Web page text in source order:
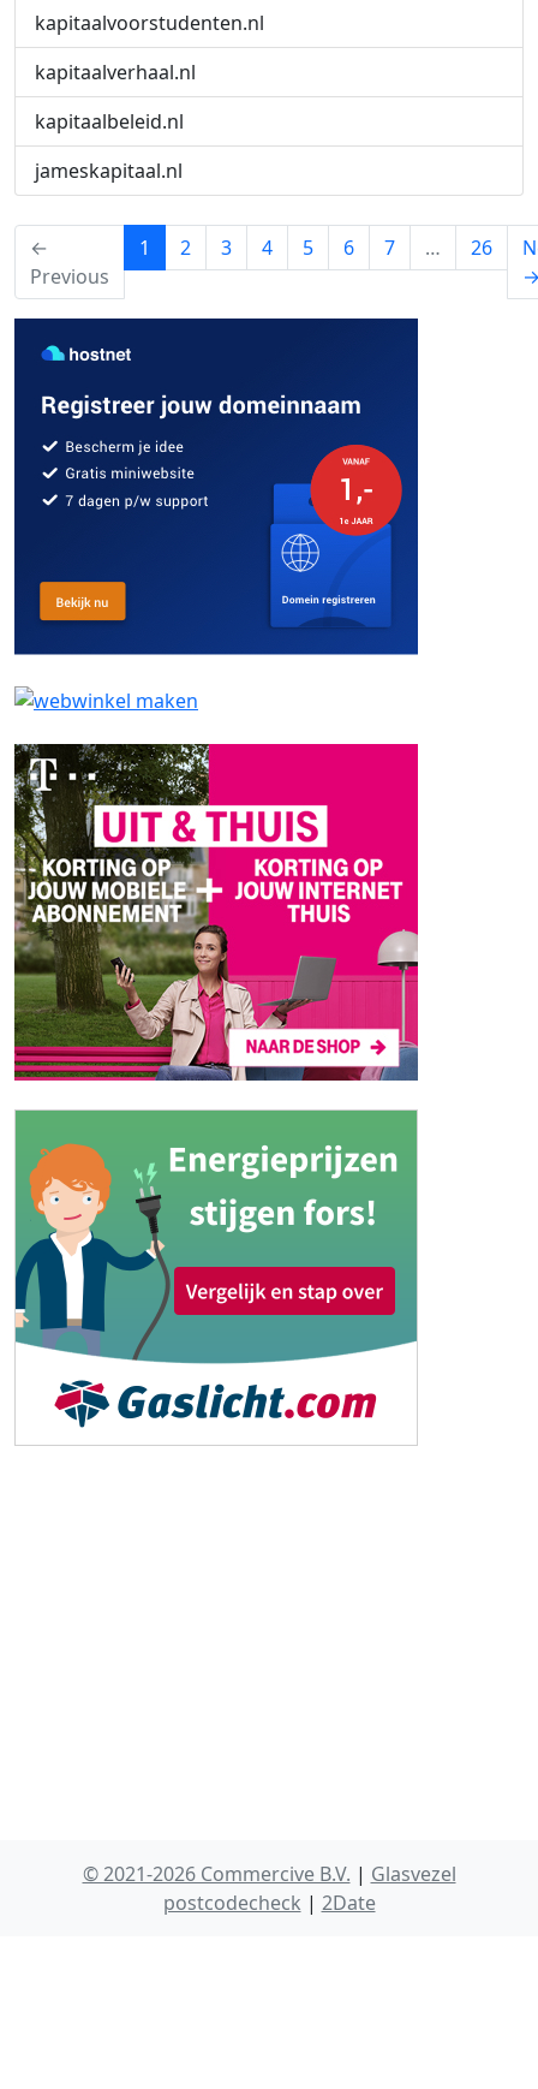
kapitaalvoorstudenten.nl
kapitaalverhaal.nl
kapitaalbeleid.nl
jameskapitaal.nl
←
Previous
1 (current)
2 3 4 5 6 7 … 26
© 2021-2026 Commercive B.V. | Glasvezel
postcodecheck | 2Date